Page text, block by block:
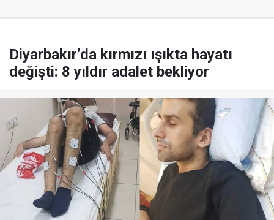
Diyarbakır’da kırmızı ışıkta hayatı
değişti: 8 yıldır adalet bekliyor